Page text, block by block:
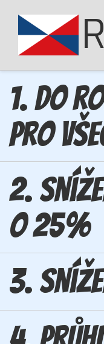
1. Do
pro
2.
o 25%
3.